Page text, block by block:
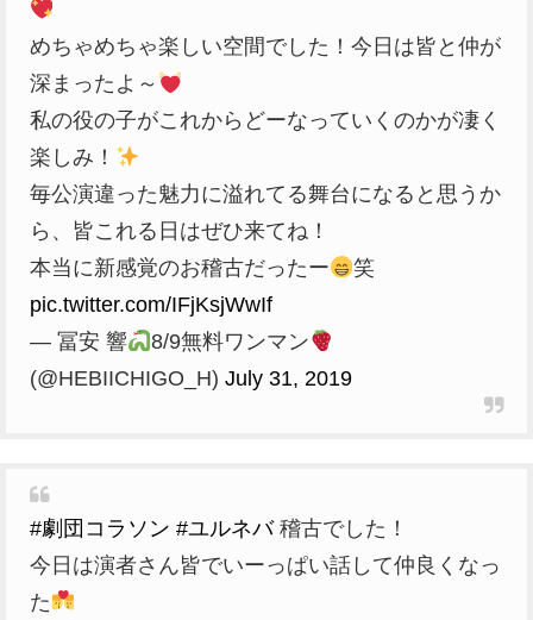
めちゃめちゃ楽しい空間でした！今日は皆と仲が
深まったよ～
私の役の子がこれからどーなっていくのかが凄く
楽しみ！
毎公演違った魅力に溢れてる舞台になると思うか
ら、皆これる日はぜひ来てね！
本当に新感覚のお稽古だったー
笑
pic.twitter.com/IFjKsjWwIf
— 冨安 響
8/9無料ワンマン
(@HEBIICHIGO_H) July 31, 2019
#劇団コラソン #ユルネバ稽古でした！
今日は演者さん皆でいーっぱい話して仲良くなっ
た